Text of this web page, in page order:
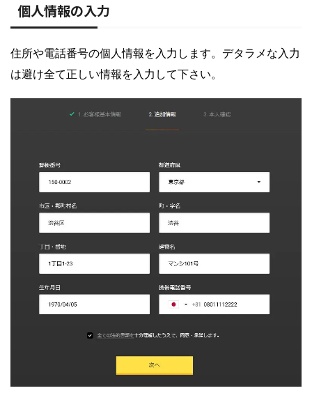
個人情報の入力
住所や電話番号の個人情報を入力します。デタラメな入力
は避け全て正しい情報を入力して下さい。